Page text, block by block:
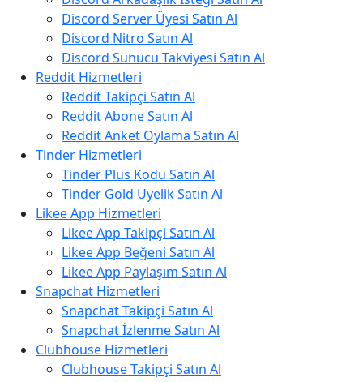
Discord Server Üyesi Satın Al
Discord Nitro Satın Al
Discord Sunucu Takviyesi Satın Al
Reddit Hizmetleri
Reddit Takipçi Satın Al
Reddit Abone Satın Al
Reddit Anket Oylama Satın Al
Tinder Hizmetleri
Tinder Plus Kodu Satın Al
Tinder Gold Üyelik Satın Al
Likee App Hizmetleri
Likee App Takipçi Satın Al
Likee App Beğeni Satın Al
Likee App Paylaşım Satın Al
Snapchat Hizmetleri
Snapchat Takipçi Satın Al
Snapchat İzlenme Satın Al
Clubhouse Hizmetleri
Clubhouse Takipçi Satın Al